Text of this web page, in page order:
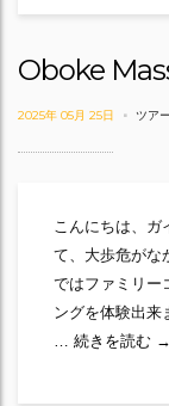
Oboke
2025年 05月 25日 ツアー
こんにちは、ガ
て、大歩危がな
ではファミリー
ングを体験出来
… 続きを読む →